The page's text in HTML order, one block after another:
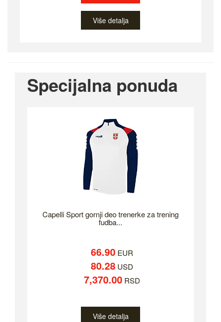
Više detalja
Specijalna ponuda
Capelli Sport gornji deo trenerke za trening
fudba...
66.90EUR
80.28USD
7,370.00RSD
Više detalja